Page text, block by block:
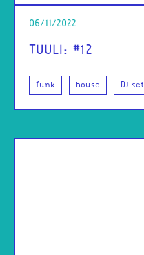
06/11/2022
TUULI: #12
funk house DJ set